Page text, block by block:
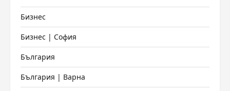
Бизнес
Бизнес | София
България
България | Варна